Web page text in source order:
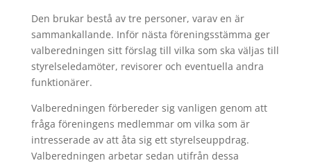
Den brukar bestå av tre personer, varav en är
sammankallande. Inför nästa föreningsstämma ger
valberedningen sitt förslag till vilka som ska väljas till
styrelseledamöter, revisorer och eventuella andra
funktionärer.
Valberedningen förbereder sig vanligen genom att
fråga föreningens medlemmar om vilka som är
intresserade av att åta sig ett styrelseuppdrag.
Valberedningen arbetar sedan utifrån dessa